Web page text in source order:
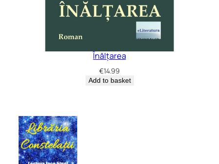
Înălțarea
€14.99
Add to basket